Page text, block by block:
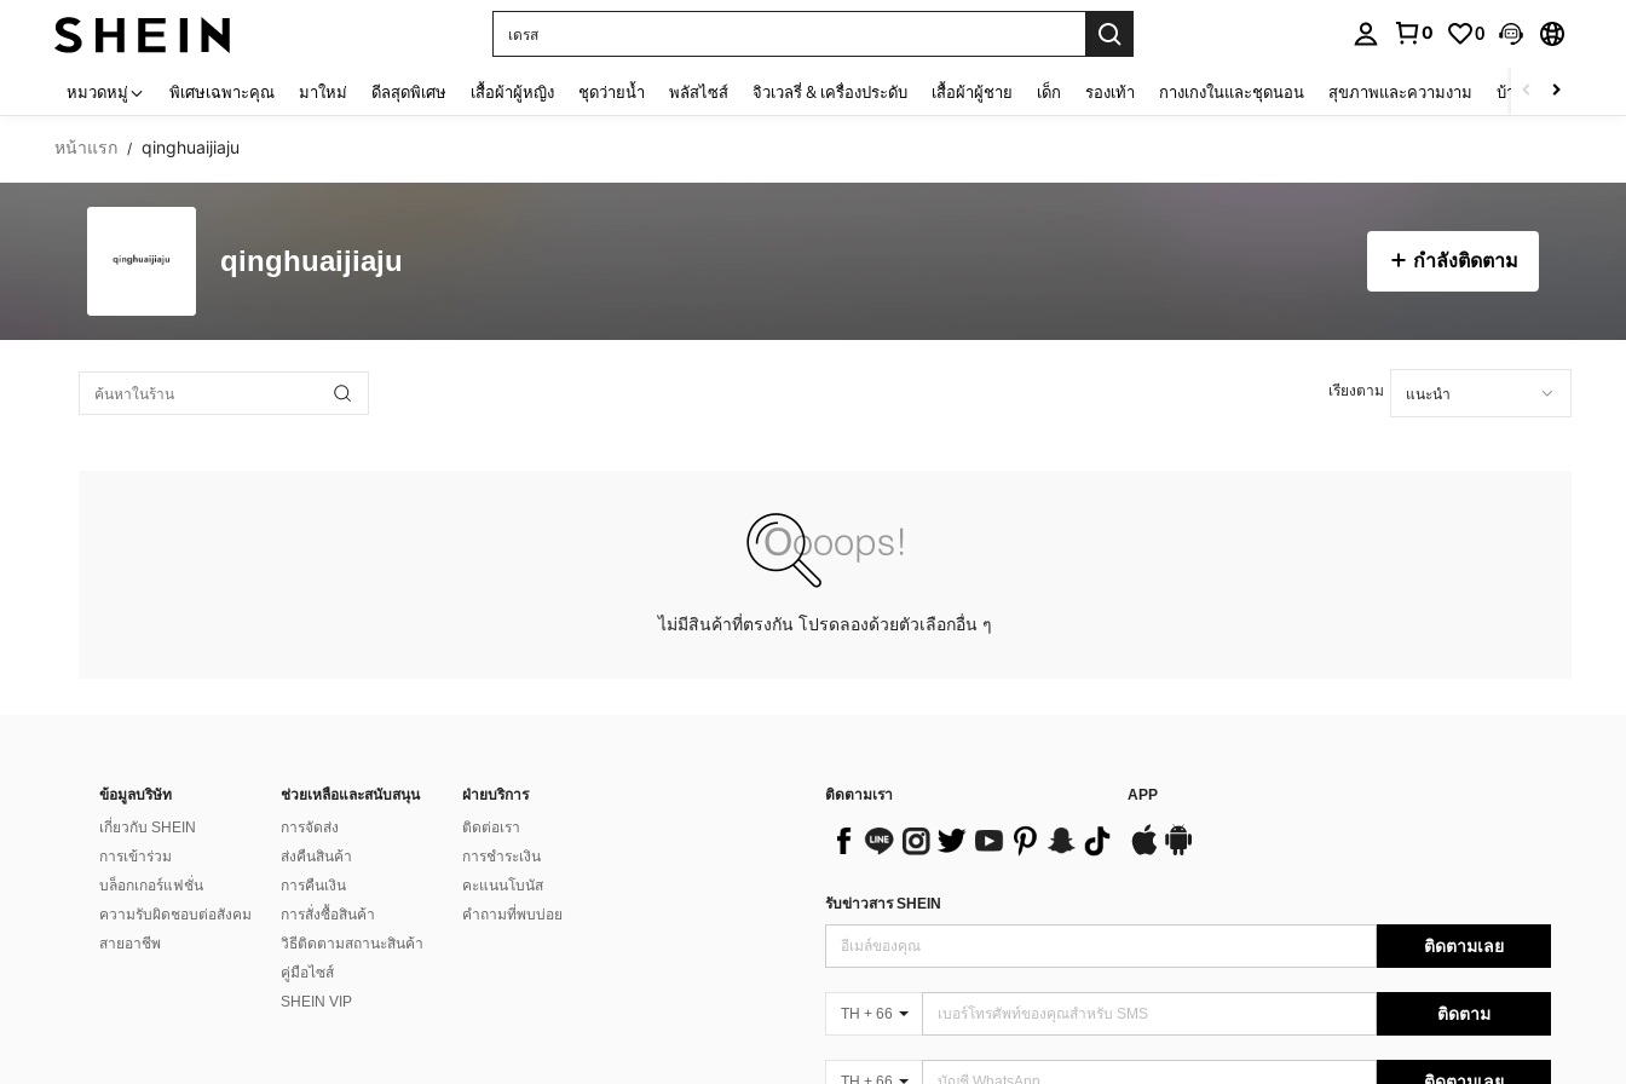
เดรส
0 0
หมวดหมู่ พิเศษเฉพาะคุณ มาใหม่ ดีลสุดพิเศษ เสื้อผ้าผู้หญิง ชุดว่ายน้ำ พลัสไซส์ จิวเวลรี่ & เครื่องประดับ เสื้อผ้าผู้ชาย เด็ก รองเท้า กางเกงในและชุดนอน สุขภาพและความงาม บ้านและที่อยู่อาศัย
หน้าแรก / qinghuaijiaju
qinghuaijiaju กำลังติดตาม
เรียงตาม
ไม่มีสินค้าที่ตรงกัน โปรดลองด้วยตัวเลือกอื่น ๆ
ข้อมูลบริษัท
เกี่ยวกับ SHEIN
การเข้าร่วม
บล็อกเกอร์แฟชั่น
ความรับผิดชอบต่อสังคม
สายอาชีพ
ช่วยเหลือและสนับสนุน
การจัดส่ง
ส่งคืนสินค้า
การคืนเงิน
การสั่งซื้อสินค้า
วิธีติดตามสถานะสินค้า
คู่มือไซส์
SHEIN VIP
ฝ่ายบริการ
ติดต่อเรา
การชำระเงิน
คะแนนโบนัส
คำถามที่พบบ่อย
ติดตามเรา APP
รับข่าวสาร SHEIN
ติดตามเลย
TH + 66 ติดตาม